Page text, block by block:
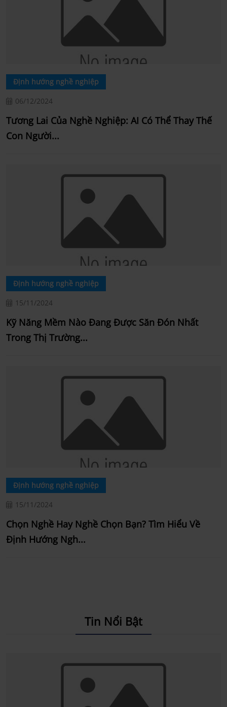
Định hướng nghề nghiệp
06/12/2024
Tương Lai Của Nghề Nghiệp: AI Có Thể Thay Thế
Con Người...
Định hướng nghề nghiệp
15/11/2024
Kỹ Năng Mềm Nào Đang Được Săn Đón Nhất
Trong Thị Trường...
Định hướng nghề nghiệp
15/11/2024
Chọn Nghề Hay Nghề Chọn Bạn? Tìm Hiểu Về
Định Hướng Ngh...
Tin Nổi Bật